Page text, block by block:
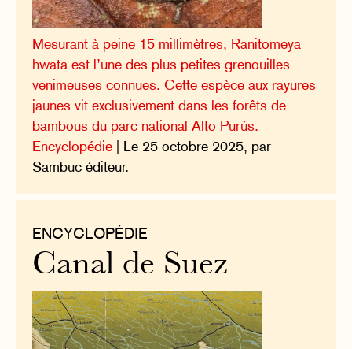
Mesurant à peine 15 millimètres, Ranitomeya
hwata est l’une des plus petites grenouilles
venimeuses connues. Cette espèce aux rayures
jaunes vit exclusivement dans les forêts de
bambous du parc national Alto Purús.
Encyclopédie | Le 25 octobre 2025, par
Sambuc éditeur.
ENCYCLOPÉDIE
Canal de Suez